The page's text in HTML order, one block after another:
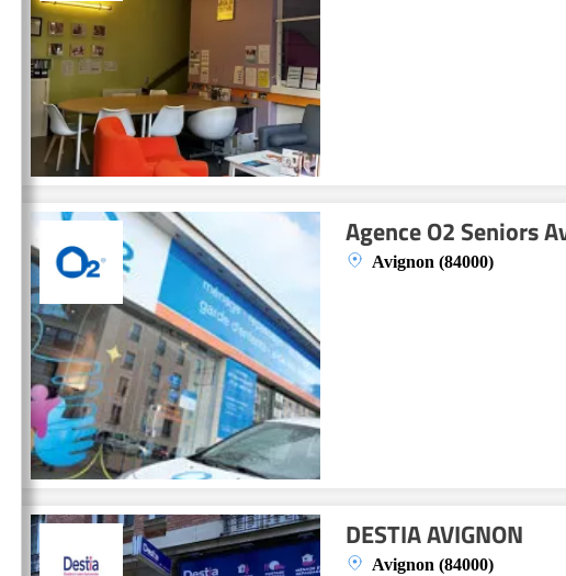
Agence O2 Seniors
Avignon (84000)
DESTIA AVIGNON
Avignon (84000)